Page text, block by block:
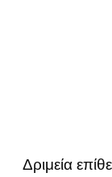
Δριμεία